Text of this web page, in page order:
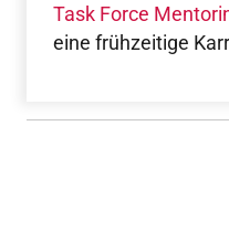
Task Force
eine frühzeitige